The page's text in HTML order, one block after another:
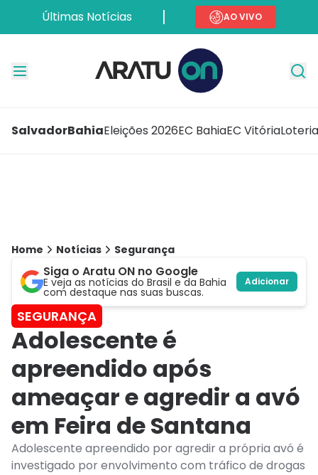
Últimas Notícias AO VIVO
SalvadorBahiaEleições 2026EC BahiaEC Vitória
Home Notícias Segurança
Siga o Aratu ON no Google
E veja as notícias do Brasil e da Bahia
com destaque nas suas buscas.
Adicionar
SEGURANÇA
Adolescente é
apreendido após
ameaçar e agredir a avó
em Feira de Santana
Adolescente apreendido por agredir a própria avó é
investigado por envolvimento com tráfico de drogas